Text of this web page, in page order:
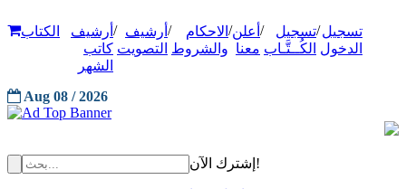
تسجيل
الدخول
/تسجيل
الكُــتَّـاب
/ أعلن
معنا
/ الاحكام
والشروط
/ أرشيف
التصويت
/ أرشيف
كاتب
الشهر
الكتاب
Aug 08 / 2026
إشترك الآن!